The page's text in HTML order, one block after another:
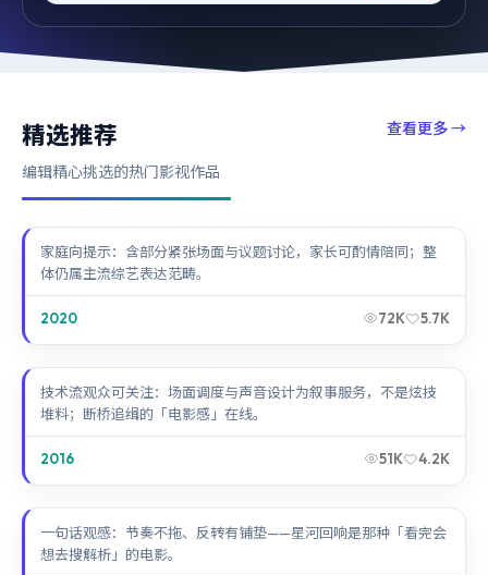
精选推荐
编辑精心挑选的热门影视作品
查看更多→
雾岛档案
家庭向提示：含部分紧张场面与议题讨论，家长可酌情陪同；整
体仍属主流综艺表达范畴。
2020 72K 5.7K
断桥追缉
技术流观众可关注：场面调度与声音设计为叙事服务，不是炫技
堆料；断桥追缉的「电影感」在线。
2016 51K 4.2K
星河回响
一句话观感：节奏不拖、反转有铺垫——星河回响是那种「看完会
想去搜解析」的电影。